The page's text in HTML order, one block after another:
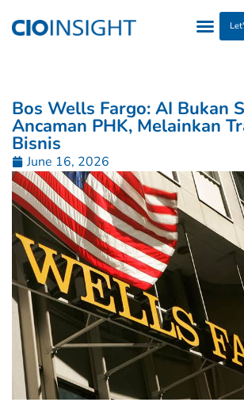
Bos Wells Fargo: AI Bukan
Ancaman PHK, Melainkan
Bisnis
June 16, 2026